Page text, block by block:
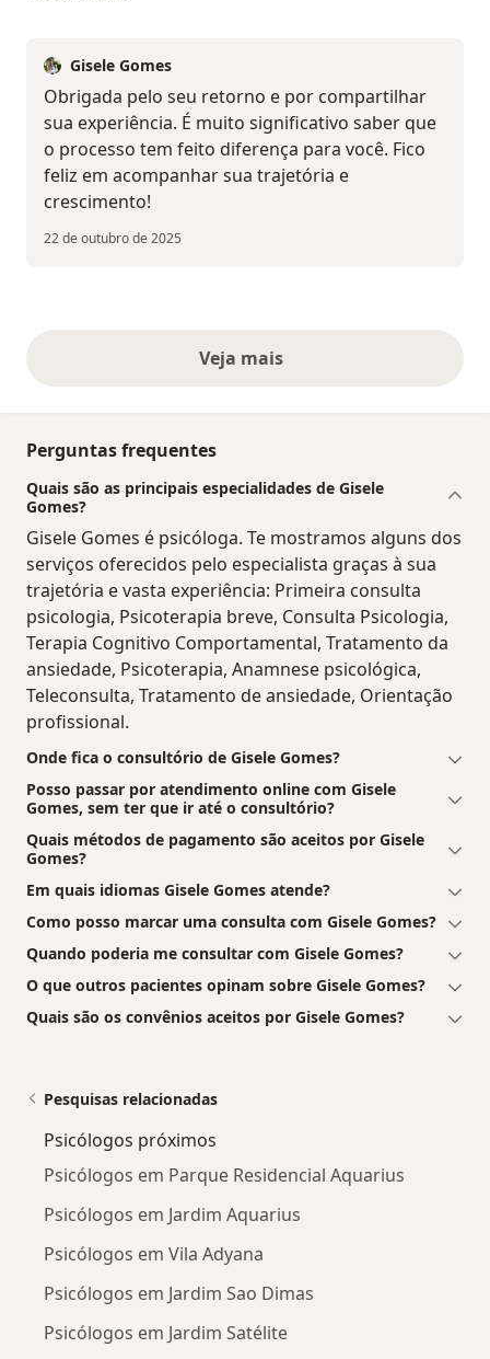
Gisele Gomes
Obrigada pelo seu retorno e por compartilhar
sua experiência. É muito significativo saber que
o processo tem feito diferença para você. Fico
feliz em acompanhar sua trajetória e
crescimento!
22 de outubro de 2025
Veja maisopiniões acima
Perguntas frequentes
Quais são as principais especialidades de Gisele
Gomes?
Gisele Gomes é psicóloga. Te mostramos alguns dos
serviços oferecidos pelo especialista graças à sua
trajetória e vasta experiência: Primeira consulta
psicologia, Psicoterapia breve, Consulta Psicologia,
Terapia Cognitivo Comportamental, Tratamento da
ansiedade, Psicoterapia, Anamnese psicológica,
Teleconsulta, Tratamento de ansiedade, Orientação
profissional.
Onde fica o consultório de Gisele Gomes?
Posso passar por atendimento online com Gisele
Gomes, sem ter que ir até o consultório?
Quais métodos de pagamento são aceitos por Gisele
Gomes?
Em quais idiomas Gisele Gomes atende?
Como posso marcar uma consulta com Gisele Gomes?
Quando poderia me consultar com Gisele Gomes?
O que outros pacientes opinam sobre Gisele Gomes?
Quais são os convênios aceitos por Gisele Gomes?
Pesquisas relacionadas
Psicólogos próximos
Psicólogos em Parque Residencial Aquarius
Psicólogos em Jardim Aquarius
Psicólogos em Vila Adyana
Psicólogos em Jardim Sao Dimas
Psicólogos em Jardim Satélite